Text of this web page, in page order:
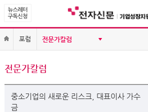
포럼
전문가칼럼
중소기업의 새로운 리스크, 대표이사 가수
금